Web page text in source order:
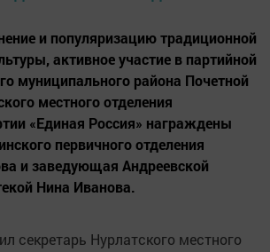
и популяризацию традиционной
активное участие в партийной
муниципального района Почетной
местного отделения
«Единая Россия» награждены
первичного отделения
и заведующая Андреевской
Нина Иванова.
секретарь Нурлатского местного